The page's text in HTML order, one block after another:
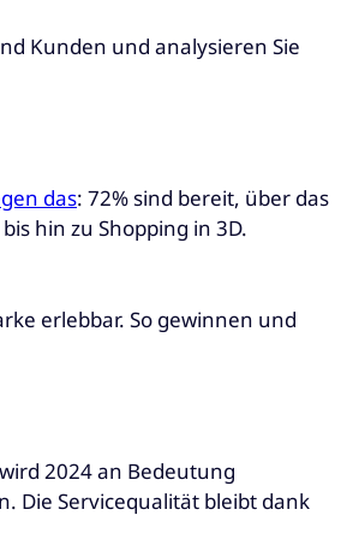
Kunden und analysieren Sie
das: 72% sind bereit, über das
hin zu Shopping in 3D.
erlebbar. So gewinnen und
2024 an Bedeutung
Die Servicequalität bleibt dank